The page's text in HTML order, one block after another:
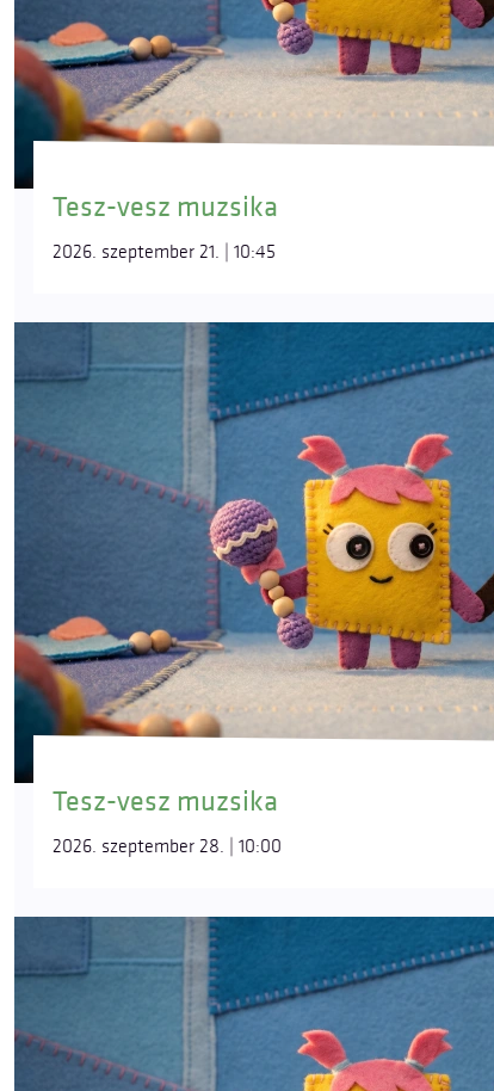
Tesz-vesz muzsika
2026. szeptember 21. | 10:45
Tesz-vesz muzsika
2026. szeptember 28. | 10:00